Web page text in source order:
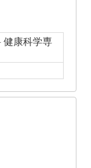
健康科学専